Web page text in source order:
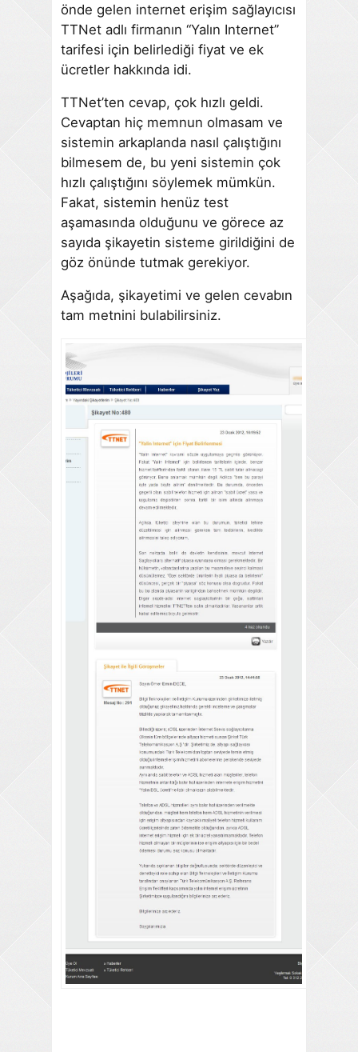
önde gelen internet erişim sağlayıcısı
TTNet adlı firmanın “Yalın Internet”
tarifesi için belirlediği fiyat ve ek
ücretler hakkında idi.
TTNet’ten cevap, çok hızlı geldi.
Cevaptan hiç memnun olmasam ve
sistemin arkaplanda nasıl çalıştığını
bilmesem de, bu yeni sistemin çok
hızlı çalıştığını söylemek mümkün.
Fakat, sistemin henüz test
aşamasında olduğunu ve görece az
sayıda şikayetin sisteme girildiğini de
göz önünde tutmak gerekiyor.
Aşağıda, şikayetimi ve gelen cevabın
tam metnini bulabilirsiniz.